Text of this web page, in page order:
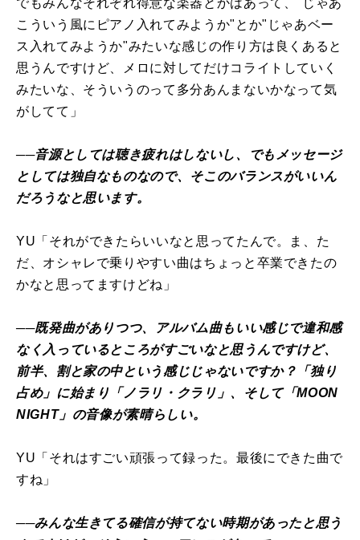
でもみんなそれぞれ得意な楽器とかはあって、"じゃあ
こういう風にピアノ入れてみようか"とか"じゃあベー
ス入れてみようか"みたいな感じの作り方は良くあると
思うんですけど、メロに対してだけコライトしていく
みたいな、そういうのって多分あんまないかなって気
がしてて」
──音源としては聴き疲れはしないし、でもメッセージ
としては独自なものなので、そこのバランスがいいん
だろうなと思います。
YU「それができたらいいなと思ってたんで。ま、た
だ、オシャレで乗りやすい曲はちょっと卒業できたの
かなと思ってますけどね」
──既発曲がありつつ、アルバム曲もいい感じで違和感
なく入っているところがすごいなと思うんですけど、
前半、割と家の中という感じじゃないですか？「独り
占め」に始まり「ノラリ・クラリ」、そして「MOON
NIGHT」の音像が素晴らしい。
YU「それはすごい頑張って録った。最後にできた曲で
すね」
──みんな生きてる確信が持てない時期があったと思う